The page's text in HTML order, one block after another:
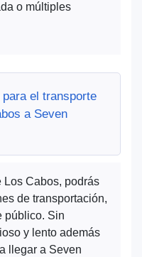
o múltiples
el transporte
a Seven
Los Cabos, podrás
de transportación,
público. Sin
y lento además
llegar a Seven